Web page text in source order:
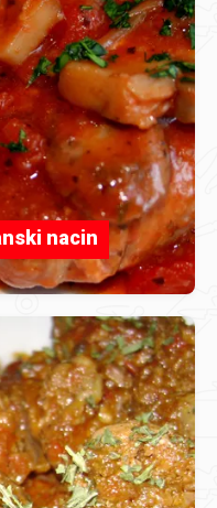
nacin